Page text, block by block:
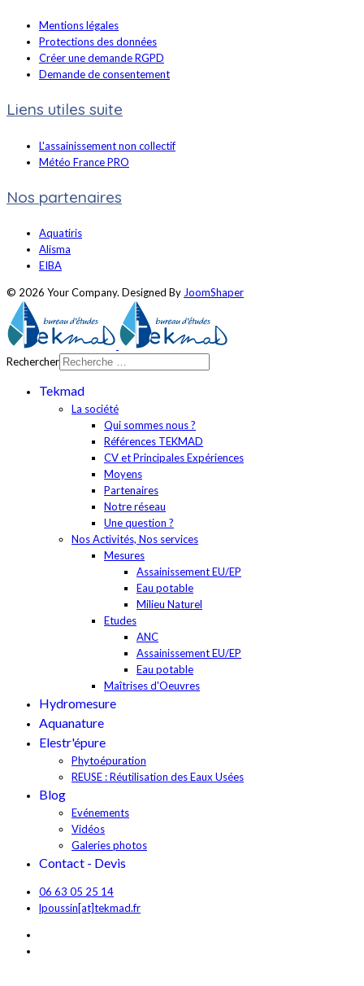
Mentions légales
Protections des données
Créer une demande RGPD
Demande de consentement
Liens utiles suite
L'assainissement non collectif
Météo France PRO
Nos partenaires
Aquatiris
Alisma
EIBA
© 2026 Your Company. Designed By JoomShaper
Rechercher
Tekmad
La société
Qui sommes nous ?
Références TEKMAD
CV et Principales Expériences
Moyens
Partenaires
Notre réseau
Une question ?
Nos Activités, Nos services
Mesures
Assainissement EU/EP
Eau potable
Milieu Naturel
Etudes
ANC
Assainissement EU/EP
Eau potable
Maîtrises d'Oeuvres
Hydromesure
Aquanature
Elestr'épure
Phytoépuration
REUSE : Réutilisation des Eaux Usées
Blog
Evénements
Vidéos
Galeries photos
Contact - Devis
06 63 05 25 14
lpoussin[at]tekmad.fr